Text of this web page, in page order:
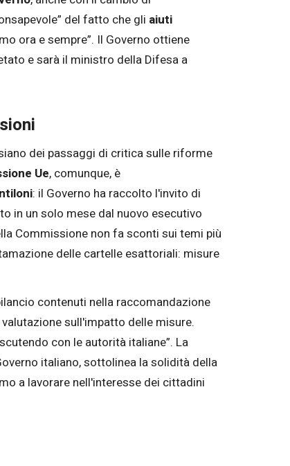
del fatto che gli aiuti
ora e sempre”. Il Governo ottiene
e sarà il ministro della Difesa a
dei passaggi di critica sulle riforme
Ue, comunque, è
: il Governo ha raccolto l'invito di
in un solo mese dal nuovo esecutivo
Commissione non fa sconti sui temi più
delle cartelle esattoriali: misure
contenuti nella raccomandazione
sull'impatto delle misure.
con le autorità italiane”. La
italiano, sottolinea la solidità della
a lavorare nell'interesse dei cittadini